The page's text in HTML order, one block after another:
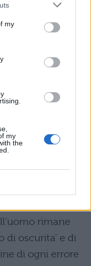
my
my
the
e’ soltanto
gia aveva
la
ovvero
e l’uomo
di Dio: se cio’
Dio stesso. Ma
dell’uomo.
alla perfezione,
quella
rimane
di oscurita’ e di
di ogni errore